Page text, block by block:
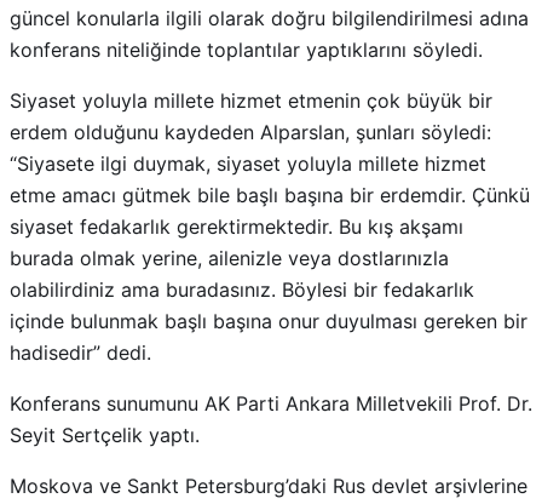
güncel konularla ilgili olarak doğru bilgilendirilmesi adına
konferans niteliğinde toplantılar yaptıklarını söyledi.
Siyaset yoluyla millete hizmet etmenin çok büyük bir
erdem olduğunu kaydeden Alparslan, şunları söyledi:
“Siyasete ilgi duymak, siyaset yoluyla millete hizmet
etme amacı gütmek bile başlı başına bir erdemdir. Çünkü
siyaset fedakarlık gerektirmektedir. Bu kış akşamı
burada olmak yerine, ailenizle veya dostlarınızla
olabilirdiniz ama buradasınız. Böylesi bir fedakarlık
içinde bulunmak başlı başına onur duyulması gereken bir
hadisedir” dedi.
Konferans sunumunu AK Parti Ankara Milletvekili Prof. Dr.
Seyit Sertçelik yaptı.
Moskova ve Sankt Petersburg’daki Rus devlet arşivlerine